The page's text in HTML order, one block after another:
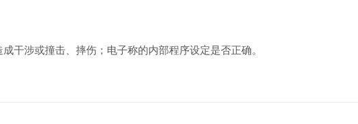
干涉或撞击、摔伤；电子称的内部程序设定是否正确。